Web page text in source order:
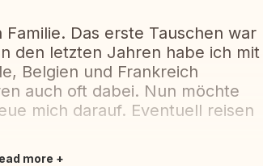
Das erste Tauschen war
den letzten Jahren habe ich mit
Belgien und Frankreich
auch oft dabei. Nun möchte
mich darauf. Eventuell reisen
more